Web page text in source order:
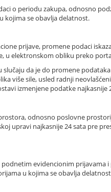
o periodu zakupa, odnosno
kojima se obavlja delatnost.
prijave, promene podaci
u elektronskom obliku preko
slučaju da je do promene
više sile, usled radnji
izmenjene podatke
odnosno poslovne
upravi najkasnije 24 sata pre
evidencionim
u kojima se obavlja